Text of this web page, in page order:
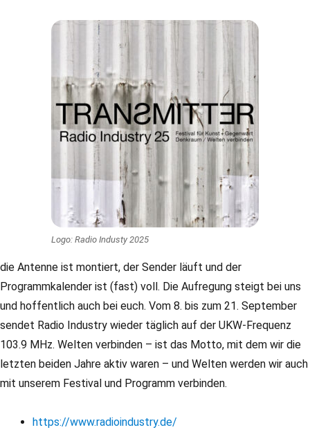
Logo: Radio Industy 2025
die Antenne ist montiert, der Sender läuft und der
Programmkalender ist (fast) voll. Die Aufregung steigt bei uns
und hoffentlich auch bei euch. Vom 8. bis zum 21. September
sendet Radio Industry wieder täglich auf der UKW-Frequenz
103.9 MHz. Welten verbinden – ist das Motto, mit dem wir die
letzten beiden Jahre aktiv waren – und Welten werden wir auch
mit unserem Festival und Programm verbinden.
https://www.radioindustry.de/